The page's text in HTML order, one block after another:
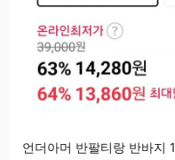
언더아머 반팔티랑 반바지